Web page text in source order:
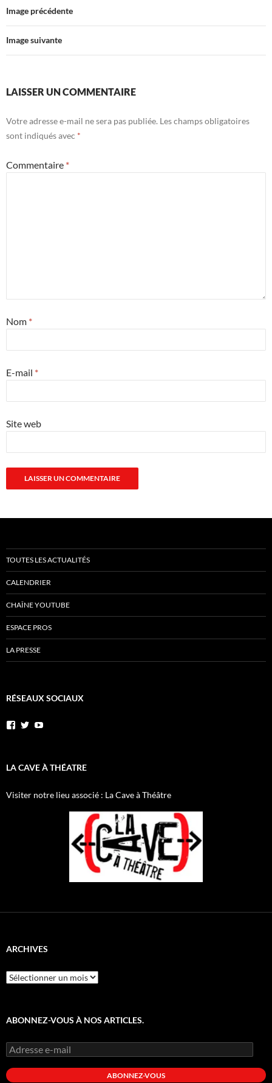
Image précédente
Image suivante
LAISSER UN COMMENTAIRE
Votre adresse e-mail ne sera pas publiée. Les champs obligatoires
sont indiqués avec *
Commentaire *
Nom *
E-mail *
Site web
TOUTES LES ACTUALITÉS
CALENDRIER
CHAÎNE YOUTUBE
ESPACE PROS
LA PRESSE
RÉSEAUX SOCIAUX
Voir
AnnibalEtSesElephants
sur
Voir
annibal_lacave
sur
LA CAVE À THÉATRE
Visiter notre lieu associé : La Cave à Théâtre
ARCHIVES
Archives
ABONNEZ-VOUS À NOS ARTICLES.
Adresse
e-
mail
ABONNEZ-VOUS